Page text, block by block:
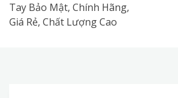
Tay Bảo Mật, Chính Hãng,
Giá Rẻ, Chất Lượng Cao